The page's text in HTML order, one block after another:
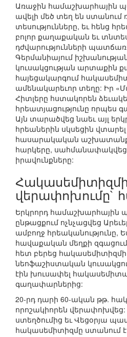
Առաջին համաշխարհային
ավելի մեծ տեղ են
տեսությունները, եւ հենց
բոլոր քաղաքական եւ
դժվարությունների
Գերմանիայում
կուսակցության արտաքին
հայեցակարգում
ամենակարեւոր տեղը: Իր
Հիտլերը հստակորեն
հրեատյացությունը որպես
Այն տարածվեց նաեւ այլ
հրեաներին սկսեցին
հասարակական
հարկերը,
իրավունքները:
վերափոխումը`
Երկրորդ համաշխարհային
ընթացքում ոչնչացվեց
ամբողջ հրեականությունը,
հավաքական մեղքի
հետ բերեց հակասեմիտիզմի
նեոֆաշիստական
էին խուսափել
գաղափարներից:
20-րդ դարի 60-ական թթ.
որոշակիորեն
ստեղծումից եւ Վեցօրյա
հակասեմիտիզմը ստանում